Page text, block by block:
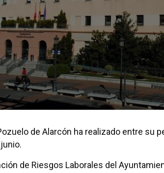
de Alarcón ha realizado entre su
de Riesgos Laborales del